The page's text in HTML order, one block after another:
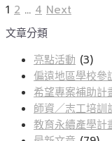
文
章
Page
1 Page
2 ... Page
4 NextNext
文章分類
亮點活動 (3)
偏遠地區學校參
希望專案補助計
師資／志工培訓
教育永續產學計